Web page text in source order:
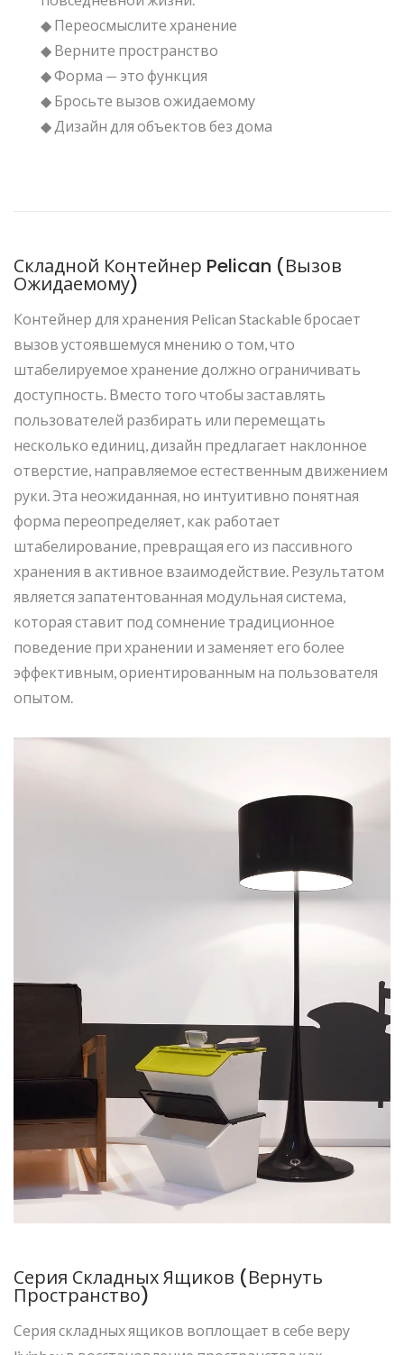
◆ Переосмыслите хранение
◆ Верните пространство
◆ Форма — это функция
◆ Бросьте вызов ожидаемому
◆ Дизайн для объектов без дома
Складной Контейнер Pelican (Вызов
Ожидаемому)
Контейнер для хранения Pelican Stackable бросает
вызов устоявшемуся мнению о том, что
штабелируемое хранение должно ограничивать
доступность. Вместо того чтобы заставлять
пользователей разбирать или перемещать
несколько единиц, дизайн предлагает наклонное
отверстие, направляемое естественным движением
руки. Эта неожиданная, но интуитивно понятная
форма переопределяет, как работает
штабелирование, превращая его из пассивного
хранения в активное взаимодействие. Результатом
является запатентованная модульная система,
которая ставит под сомнение традиционное
поведение при хранении и заменяет его более
эффективным, ориентированным на пользователя
опытом.
Серия Складных Ящиков (Вернуть
Пространство)
Серия складных ящиков воплощает в себе веру